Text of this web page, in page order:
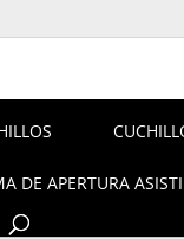
DE APERTURA